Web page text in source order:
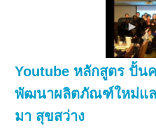
Youtube หลักสูตร ปั้น
พัฒนาผลิตภัณฑ์ใหม่แล
มา สุขสว่าง